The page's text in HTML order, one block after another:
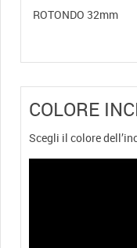
ROTONDO 32mm
COLORE
Scegli il colore